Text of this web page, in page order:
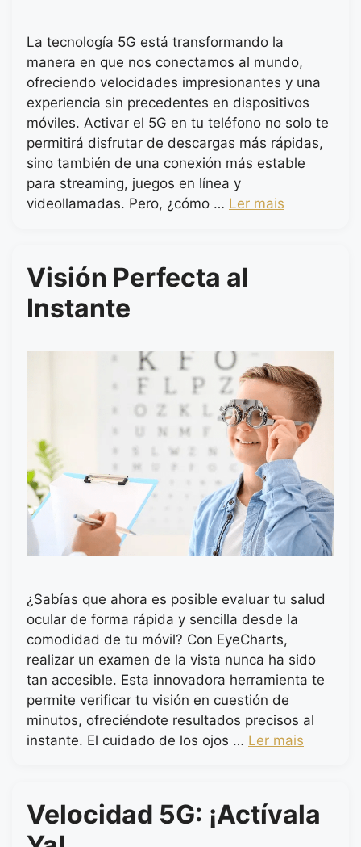
La tecnología 5G está transformando la
manera en que nos conectamos al mundo,
ofreciendo velocidades impresionantes y una
experiencia sin precedentes en dispositivos
móviles. Activar el 5G en tu teléfono no solo te
permitirá disfrutar de descargas más rápidas,
sino también de una conexión más estable
para streaming, juegos en línea y
videollamadas. Pero, ¿cómo … Ler mais
Visión Perfecta al
Instante
¿Sabías que ahora es posible evaluar tu salud
ocular de forma rápida y sencilla desde la
comodidad de tu móvil? Con EyeCharts,
realizar un examen de la vista nunca ha sido
tan accesible. Esta innovadora herramienta te
permite verificar tu visión en cuestión de
minutos, ofreciéndote resultados precisos al
instante. El cuidado de los ojos … Ler mais
Velocidad 5G: ¡Actívala